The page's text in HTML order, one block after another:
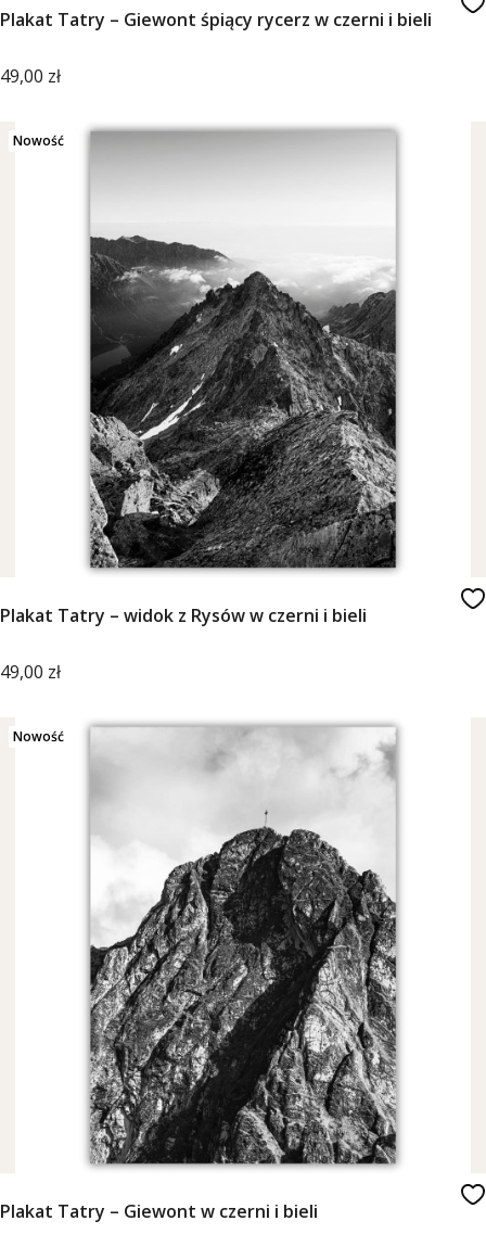
Plakat Tatry – Giewont śpiący rycerz w czerni i bieli
Cena
49,00 zł
Nowość
Plakat Tatry – widok z Rysów w czerni i bieli
Cena
49,00 zł
Nowość
Plakat Tatry – Giewont w czerni i bieli